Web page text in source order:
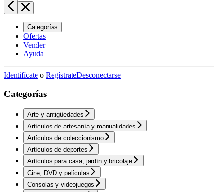
Categorías
Ofertas
Vender
Ayuda
Identifícate o RegístrateDesconectarse
Categorías
Arte y antigüedades
Artículos de artesanía y manualidades
Artículos de coleccionismo
Artículos de deportes
Artículos para casa, jardín y bricolaje
Cine, DVD y películas
Consolas y videojuegos